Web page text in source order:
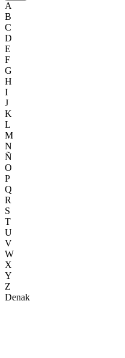
A
B
C
D
E
F
G
H
I
J
K
L
M
N
Ñ
O
P
Q
R
S
T
U
V
W
X
Y
Z
Denak